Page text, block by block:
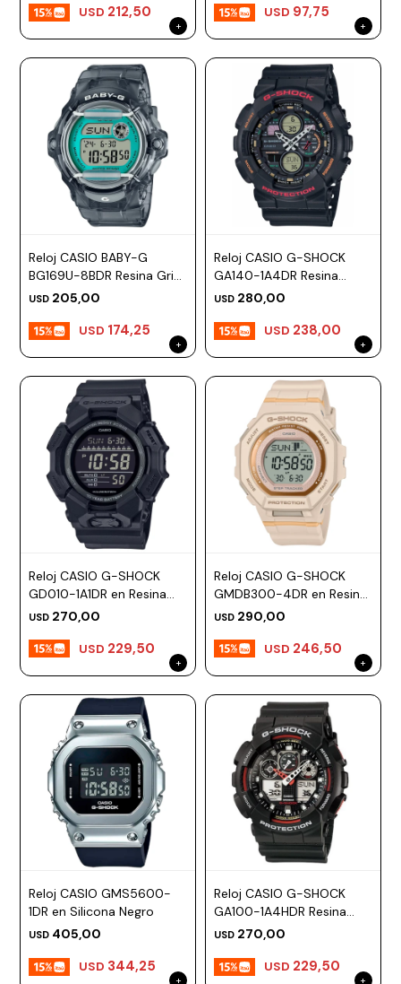
USD 212,50 USD 97,75
Reloj CASIO BABY-G
BG169U-8BDR Resina Gris
Esfera 45mm
USD 205,00
USD 174,25
Reloj CASIO G-SHOCK
GA140-1A4DR Resina
Negro Esfera 51mm
USD 280,00
USD 238,00
Reloj CASIO G-SHOCK
GD010-1A1DR en Resina
Negro Esfera 52mm
USD 270,00
USD 229,50
Reloj CASIO G-SHOCK
GMDB300-4DR en Resina
Rosa Esfera 47mm
USD 290,00
USD 246,50
Reloj CASIO GMS5600-
1DR en Silicona Negro
USD 405,00
USD 344,25
Reloj CASIO G-SHOCK
GA100-1A4HDR Resina
Negro Esfera 52mm
USD 270,00
USD 229,50